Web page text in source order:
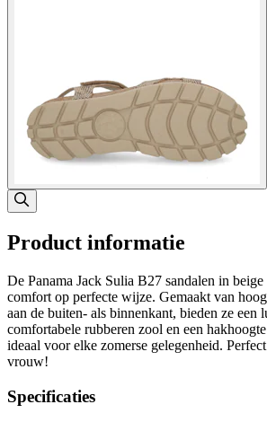
Product informatie
De Panama Jack Sulia B27 sandalen in
comfort op perfecte wijze. Gemaakt van
aan de buiten- als binnenkant, bieden ze een
comfortabele rubberen zool en een
ideaal voor elke zomerse gelegenheid.
vrouw!
Specificaties